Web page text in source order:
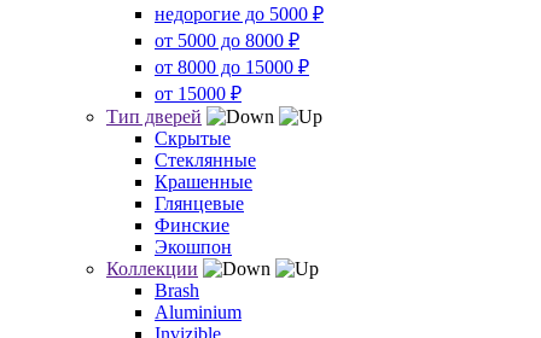
недорогие до 5000 ₽
от 5000 до 8000 ₽
от 8000 до 15000 ₽
от 15000 ₽
Тип дверей
Скрытые
Стеклянные
Крашенные
Глянцевые
Финские
Экошпон
Коллекции
Brash
Aluminium
Invizible